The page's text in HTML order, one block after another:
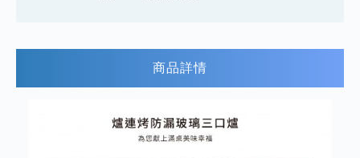
商品詳情